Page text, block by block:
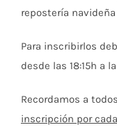
repostería
Para inscribirlos
desde las 18:15h a
Recordamos a
inscripción por